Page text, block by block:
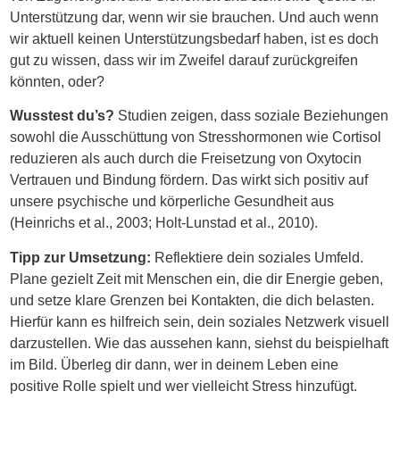
Unterstützung dar, wenn wir sie brauchen. Und auch wenn
wir aktuell keinen Unterstützungsbedarf haben, ist es doch
gut zu wissen, dass wir im Zweifel darauf zurückgreifen
könnten, oder?
Wusstest du’s? Studien zeigen, dass soziale Beziehungen
sowohl die Ausschüttung von Stresshormonen wie Cortisol
reduzieren als auch durch die Freisetzung von Oxytocin
Vertrauen und Bindung fördern. Das wirkt sich positiv auf
unsere psychische und körperliche Gesundheit aus
(Heinrichs et al., 2003; Holt-Lunstad et al., 2010).
Tipp zur Umsetzung: Reflektiere dein soziales Umfeld.
Plane gezielt Zeit mit Menschen ein, die dir Energie geben,
und setze klare Grenzen bei Kontakten, die dich belasten.
Hierfür kann es hilfreich sein, dein soziales Netzwerk visuell
darzustellen. Wie das aussehen kann, siehst du beispielhaft
im Bild. Überleg dir dann, wer in deinem Leben eine
positive Rolle spielt und wer vielleicht Stress hinzufügt.